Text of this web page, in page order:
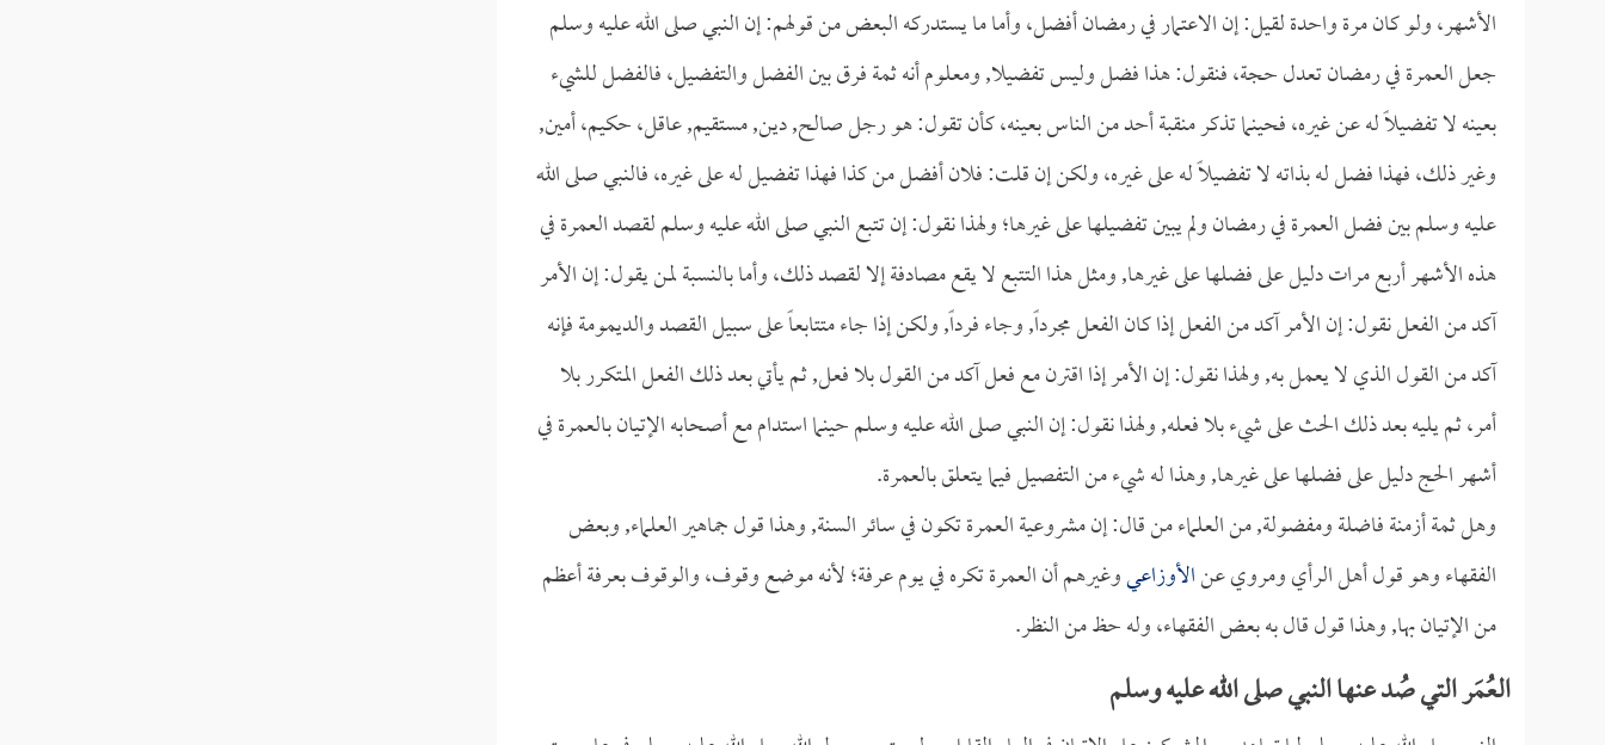
الأشهر، ولو كان مرة واحدة لقيل: إن الاعتمار في رمضان أفضل، وأما ما يستدركه البعض من قولهم: إن النبي صلى الله عليه وسلم
جعل العمرة في رمضان تعدل حجة، فنقول: هذا فضل وليس تفضيلا, ومعلوم أنه ثمة فرق بين الفضل والتفضيل، فالفضل للشيء
بعينه لا تفضيلاً له عن غيره، فحينما تذكر منقبة أحد من الناس بعينه، كأن تقول: هو رجل صالح, دين, مستقيم, عاقل، حكيم، أمين,
وغير ذلك، فهذا فضل له بذاته لا تفضيلاً له على غيره، ولكن إن قلت: فلان أفضل من كذا فهذا تفضيل له على غيره، فالنبي صلى الله
عليه وسلم بين فضل العمرة في رمضان ولم يبين تفضيلها على غيرها؛ ولهذا نقول: إن تتبع النبي صلى الله عليه وسلم لقصد العمرة في
هذه الأشهر أربع مرات دليل على فضلها على غيرها, ومثل هذا التتبع لا يقع مصادفة إلا لقصد ذلك، وأما بالنسبة لمن يقول: إن الأمر
آكد من الفعل نقول: إن الأمر آكد من الفعل إذا كان الفعل مجرداً, وجاء فرداً, ولكن إذا جاء متتابعاً على سبيل القصد والديمومة فإنه
آكد من القول الذي لا يعمل به, ولهذا نقول: إن الأمر إذا اقترن مع فعل آكد من القول بلا فعل, ثم يأتي بعد ذلك الفعل المتكرر بلا
أمر، ثم يليه بعد ذلك الحث على شيء بلا فعله, ولهذا نقول: إن النبي صلى الله عليه وسلم حينما استدام مع أصحابه الإتيان بالعمرة في
أشهر الحج دليل على فضلها على غيرها, وهذا له شيء من التفصيل فيما يتعلق بالعمرة.
وهل ثمة أزمنة فاضلة ومفضولة, من العلماء من قال: إن مشروعية العمرة تكون في سائر السنة, وهذا قول جماهير العلماء, وبعض
الفقهاء وهو قول أهل الرأي ومروي عنالأوزاعيوغيرهم أن العمرة تكره في يوم عرفة؛ لأنه موضع وقوف، والوقوف بعرفة أعظم
من الإتيان بها, وهذا قول قال به بعض الفقهاء، وله حظ من النظر.
العُمَر التي صُد عنها النبي صلى الله عليه وسلم